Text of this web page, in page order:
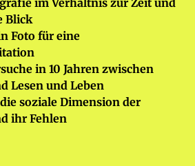
im Verhältnis zur Zeit und
Blick
Foto für eine
in 10 Jahren zwischen
Lesen und Leben
soziale Dimension der
ihr Fehlen